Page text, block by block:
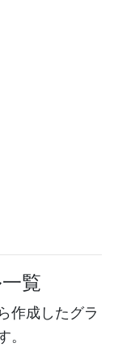
覧
作成したグラ
。